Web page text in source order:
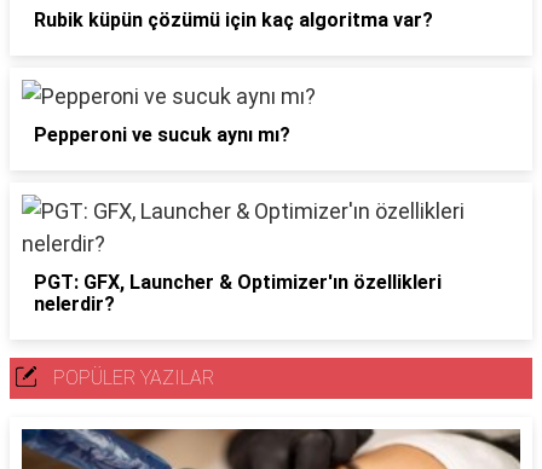
Rubik küpün çözümü için kaç algoritma var?
Pepperoni ve sucuk aynı mı?
PGT: GFX, Launcher & Optimizer'ın özellikleri
nelerdir?
POPÜLER YAZILAR